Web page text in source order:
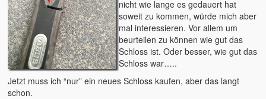
2008 – Australien
Der tägliche Wahnisnn
Fahrrad
Womo 2.0
nicht wie lange es gedauert hat
soweit zu kommen, würde mich aber
mal interessieren. Vor allem um
beurteilen zu können wie gut das
Schloss ist. Oder besser, wie gut das
Schloss war…..
Jetzt muss ich “nur” ein neues Schloss kaufen, aber das langt
schon.